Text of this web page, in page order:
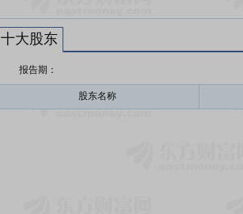
十大股东
报告期：
股东名称